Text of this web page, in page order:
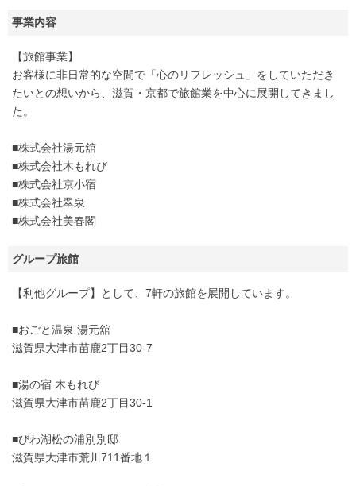
事業内容
【旅館事業】
お客様に非日常的な空間で「心のリフレッシュ」をしていただき
たいとの想いから、滋賀・京都で旅館業を中心に展開してきまし
た。
■株式会社湯元舘
■株式会社木もれび
■株式会社京小宿
■株式会社翠泉
■株式会社美春閣
グループ旅館
【利他グループ】として、7軒の旅館を展開しています。
■おごと温泉 湯元舘
滋賀県大津市苗鹿2丁目30-7
■湯の宿 木もれび
滋賀県大津市苗鹿2丁目30-1
■びわ湖松の浦別別邸
滋賀県大津市荒川711番地１